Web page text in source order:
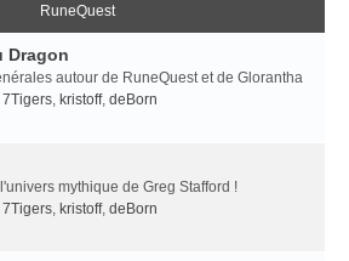
RuneQuest
Dragon
autour de RuneQuest et de Glorantha
7Tigers, kristoff, deBorn
mythique de Greg Stafford !
7Tigers, kristoff, deBorn